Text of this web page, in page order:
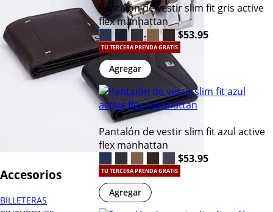
Accesorios
BILLETERAS
Pantalón de vestir slim fit gris active
flex manhattan
$53.95
TU TERCERA PRENDA GRATIS
Agregar
Pantalón de vestir slim fit azul active
flex manhattan
$53.95
TU TERCERA PRENDA GRATIS
Agregar